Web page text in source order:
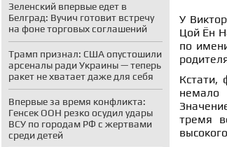
Зеленский впервые едет в
Белград: Вучич готовит встречу
на фоне торговых соглашений
Трамп признал: США опустошили
арсеналы ради Украины — теперь
ракет не хватает даже для себя
Впервые за время конфликта:
Генсек ООН резко осудил удары
ВСУ по городам РФ с жертвами
среди детей
У
Цой Ён
по
Кстати,
немало
тремя